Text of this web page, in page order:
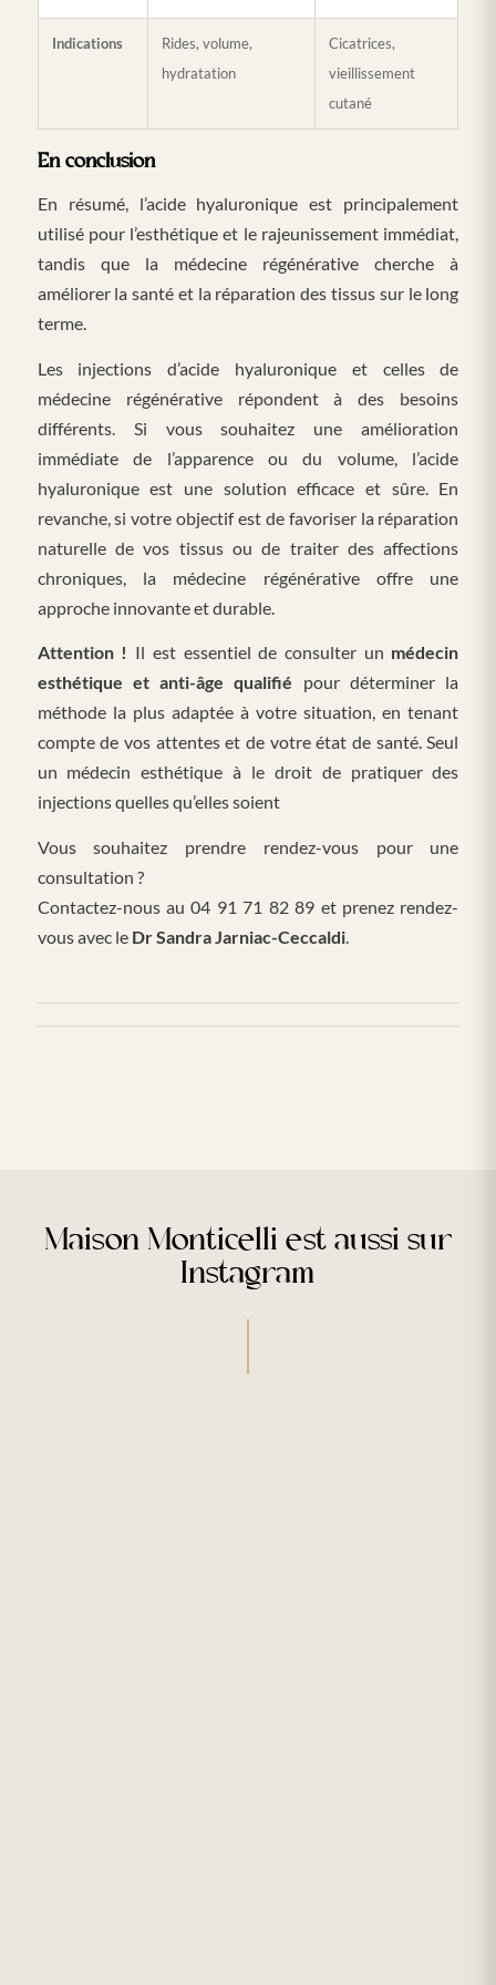
Indications
Rides, volume,
hydratation
Cicatrices,
vieillissement
cutané
En conclusion
En résumé, l’acide hyaluronique est principalement
utilisé pour l’esthétique et le rajeunissement immédiat,
tandis que la médecine régénérative cherche à
améliorer la santé et la réparation des tissus sur le long
terme.
Les injections d’acide hyaluronique et celles de
médecine régénérative répondent à des besoins
différents. Si vous souhaitez une amélioration
immédiate de l’apparence ou du volume, l’acide
hyaluronique est une solution efficace et sûre. En
revanche, si votre objectif est de favoriser la réparation
naturelle de vos tissus ou de traiter des affections
chroniques, la médecine régénérative offre une
approche innovante et durable.
Attention ! Il est essentiel de consulter un médecin
esthétique et anti-âge qualifié pour déterminer la
méthode la plus adaptée à votre situation, en tenant
compte de vos attentes et de votre état de santé. Seul
un médecin esthétique à le droit de pratiquer des
injections quelles qu’elles soient
Vous souhaitez prendre rendez-vous pour une
consultation ?
Contactez-nous au 04 91 71 82 89 et prenez rendez-
vous avec le Dr Sandra Jarniac-Ceccaldi.
Maison Monticelli est aussi sur
Instagram